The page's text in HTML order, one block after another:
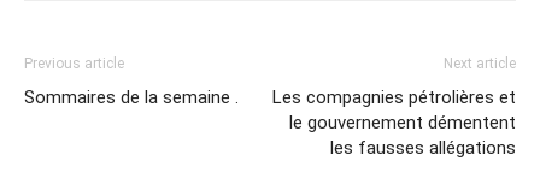
Previous article
Sommaires de la semaine .
Next article
Les compagnies pétrolières et
le gouvernement démentent
les fausses allégations